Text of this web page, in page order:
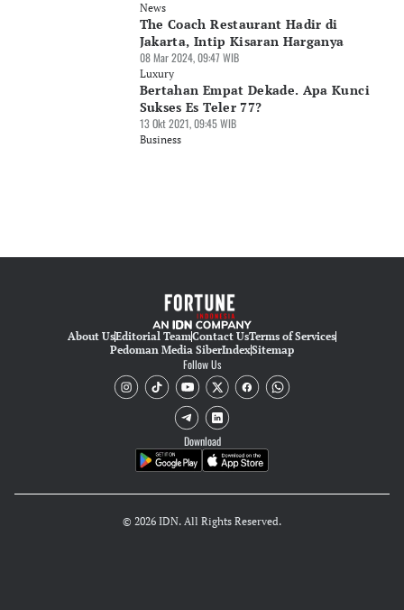
News
The Coach Restaurant Hadir di
Jakarta, Intip Kisaran Harganya
08 Mar 2024, 09:47 WIB
Luxury
Bertahan Empat Dekade. Apa Kunci
Sukses Es Teler 77?
13 Okt 2021, 09:45 WIB
Business
About UsEditorial TeamContact UsTerms of Services
Pedoman Media SiberIndexSitemap
Follow Us
Download
© 2026 IDN. All Rights Reserved.